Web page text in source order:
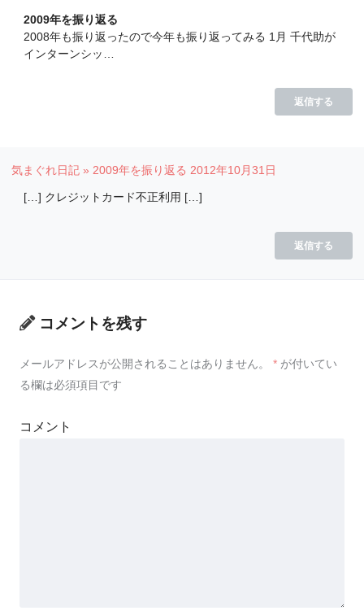
2009年を振り返る
2008年も振り返ったので今年も振り返ってみる 1月 千代助が
インターンシッ…
返信する
気まぐれ日記 » 2009年を振り返る 2012年10月31日
[…] クレジットカード不正利用 […]
返信する
コメントを残す
メールアドレスが公開されることはありません。 * が付いてい
る欄は必須項目です
コメント